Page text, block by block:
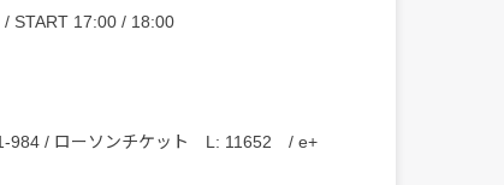
/ START 17:00 / 18:00
984 / ローソンチケット L: 11652 / e+